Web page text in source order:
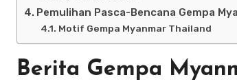
Pemulihan Pasca-Bencana Gempa
Motif Gempa Myanmar Thailand
Berita Gempa